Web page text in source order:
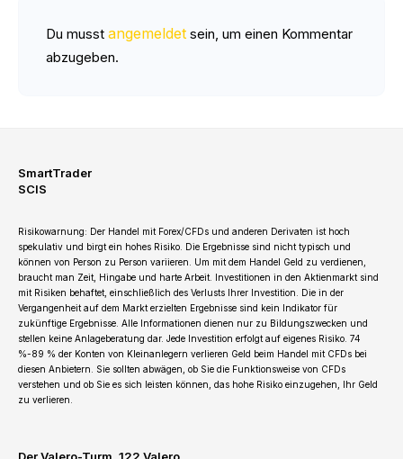
Du musst angemeldet sein, um einen Kommentar
abzugeben.
SmartTrader
SCIS
Risikowarnung: Der Handel mit Forex/CFDs und anderen Derivaten ist hoch
spekulativ und birgt ein hohes Risiko. Die Ergebnisse sind nicht typisch und
können von Person zu Person variieren. Um mit dem Handel Geld zu verdienen,
braucht man Zeit, Hingabe und harte Arbeit. Investitionen in den Aktienmarkt sind
mit Risiken behaftet, einschließlich des Verlusts Ihrer Investition. Die in der
Vergangenheit auf dem Markt erzielten Ergebnisse sind kein Indikator für
zukünftige Ergebnisse. Alle Informationen dienen nur zu Bildungszwecken und
stellen keine Anlageberatung dar. Jede Investition erfolgt auf eigenes Risiko. 74
%-89 % der Konten von Kleinanlegern verlieren Geld beim Handel mit CFDs bei
diesen Anbietern. Sie sollten abwägen, ob Sie die Funktionsweise von CFDs
verstehen und ob Sie es sich leisten können, das hohe Risiko einzugehen, Ihr Geld
zu verlieren.